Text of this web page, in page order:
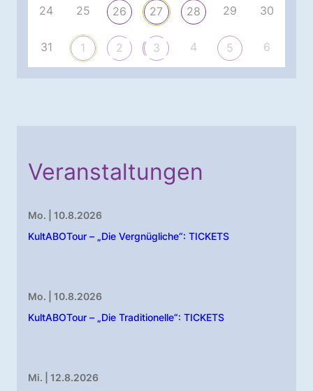
24 25 26 27 28 29 30
31 1 2 3 4 5 6
Veranstaltungen
Mo. | 10.8.2026
KultABOTour – „Die Vergnügliche“: TICKETS
Mo. | 10.8.2026
KultABOTour – „Die Traditionelle“: TICKETS
Mi. | 12.8.2026